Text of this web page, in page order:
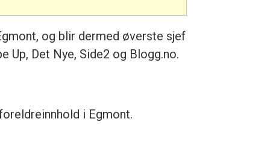
og blir dermed øverste sjef
Det Nye, Side2 og Blogg.no.
i Egmont.